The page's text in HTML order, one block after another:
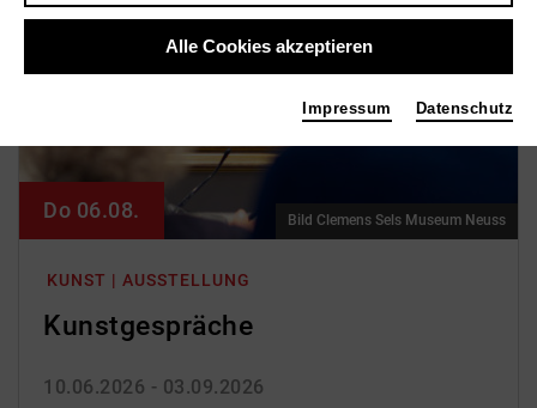
KUNST | AUSSTELLUNG
Kunst­gespräche
10.06.2026 - 03.09.2026
Do 06.08. Bild Clemens Sels Museum Neuss
Alle Cookies akzeptieren
Impressum Datenschutz